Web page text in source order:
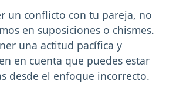
un conflicto con tu pareja, no
en suposiciones o chismes.
una actitud pacífica y
en cuenta que puedes estar
desde el enfoque incorrecto.